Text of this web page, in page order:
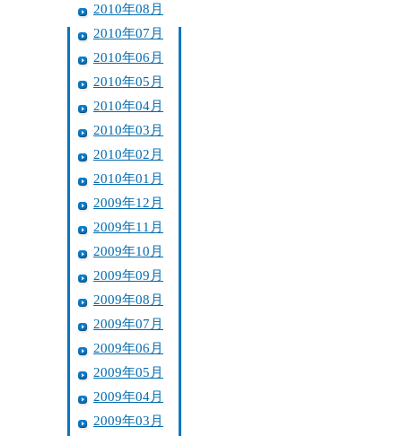
2010年08月
2010年07月
2010年06月
2010年05月
2010年04月
2010年03月
2010年02月
2010年01月
2009年12月
2009年11月
2009年10月
2009年09月
2009年08月
2009年07月
2009年06月
2009年05月
2009年04月
2009年03月